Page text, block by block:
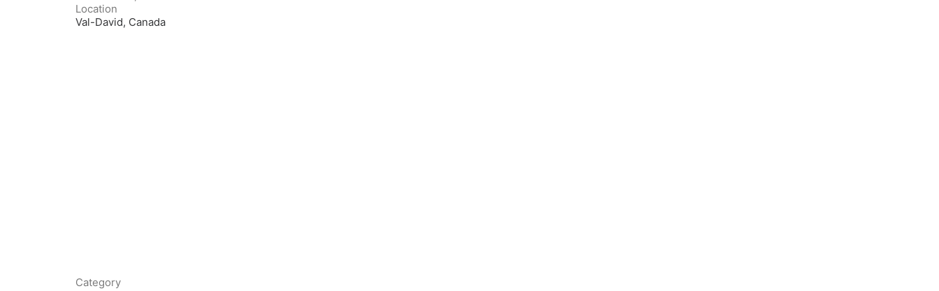
Location
Val-David, Canada
Category